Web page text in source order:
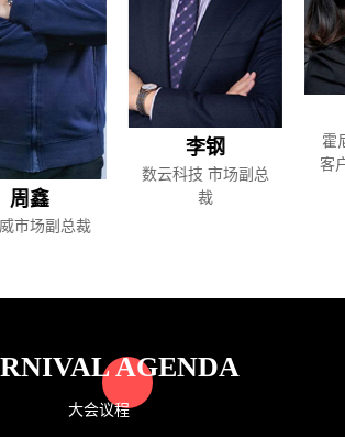
周鑫
场副总裁
李钢
数云科技 市场副总
霍尼
客户
AGENDA
大会议程